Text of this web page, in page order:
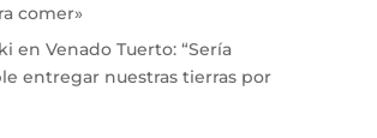
comer»
en Venado Tuerto: “Sería
entregar nuestras tierras por